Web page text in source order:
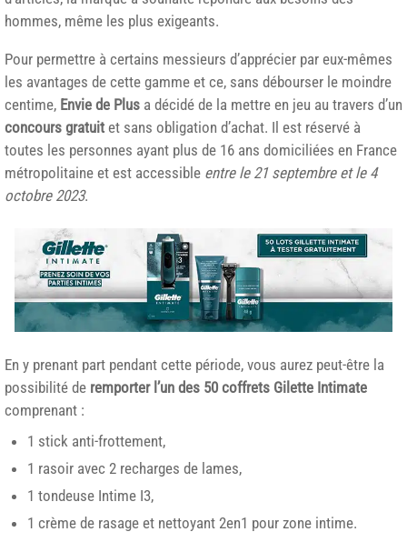
hommes, même les plus exigeants.
Pour permettre à certains messieurs d’apprécier par eux-mêmes
les avantages de cette gamme et ce, sans débourser le moindre
centime, Envie de Plus a décidé de la mettre en jeu au travers d’un
concours gratuit et sans obligation d’achat. Il est réservé à
toutes les personnes ayant plus de 16 ans domiciliées en France
métropolitaine et est accessible entre le 21 septembre et le 4
octobre 2023.
En y prenant part pendant cette période, vous aurez peut-être la
possibilité de remporter l’un des 50 coffrets Gilette Intimate
comprenant :
1 stick anti-frottement,
1 rasoir avec 2 recharges de lames,
1 tondeuse Intime I3,
1 crème de rasage et nettoyant 2en1 pour zone intime.